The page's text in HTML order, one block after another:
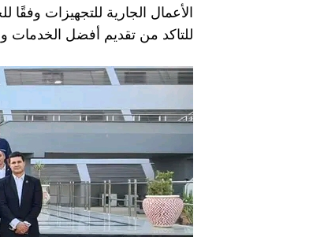
الأعمال الجارية للتجهيزات
للتاكد من تقديم أفضل الخدمات